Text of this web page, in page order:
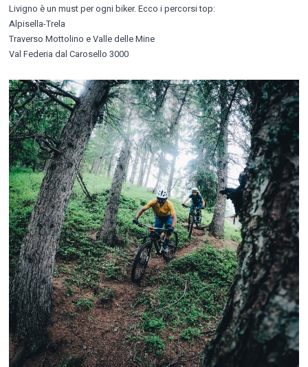
Livigno è un must per ogni biker. Ecco i percorsi top:
Alpisella-Trela
Traverso Mottolino e Valle delle Mine
Val Federia dal Carosello 3000